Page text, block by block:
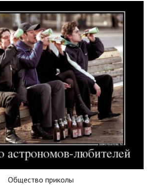
Общество приколы